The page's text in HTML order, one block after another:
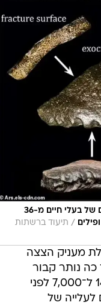
לצד הגולגולת, החוקרים חשפו 6,000 מאובנים של בעלי חיים מ-36
/ תיעוד ברשתות
מעניק הצצה
כה נותר קבור
מתחת לפני הים. בין השנים 14,000 ל־7,000 לפני
של